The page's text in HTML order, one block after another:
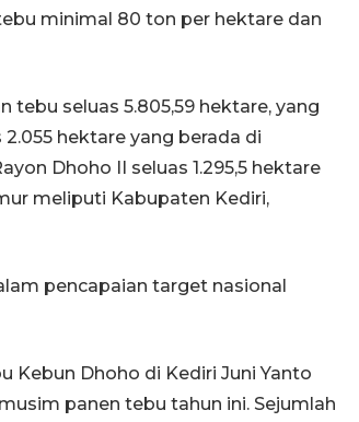
minimal 80 ton per hektare dan
tebu seluas 5.805,59 hektare, yang
hektare yang berada di
Dhoho II seluas 1.295,5 hektare
meliputi Kabupaten Kediri,
pencapaian target nasional
Kebun Dhoho di Kediri Juni Yanto
panen tebu tahun ini. Sejumlah
kebakaran Bromo